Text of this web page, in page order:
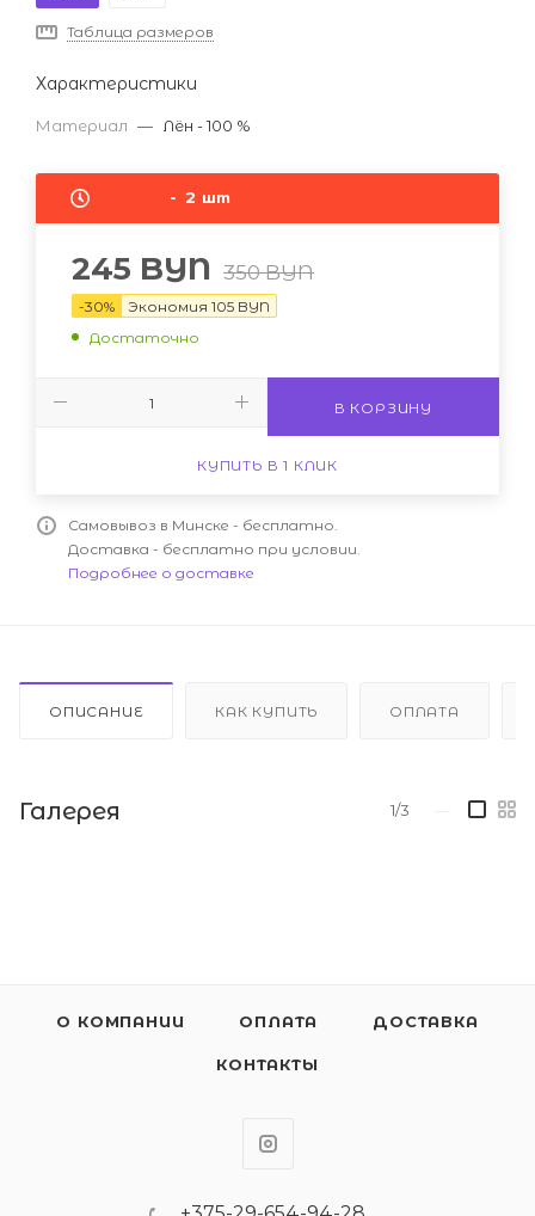
Таблица размеров
Характеристики
Материал — Лён - 100 %
2 шт
245 BYN 350BYN
-30% Экономия 105 BYN
Достаточно
В КОРЗИНУ
КУПИТЬ В 1 КЛИК
Самовывоз в Минске - бесплатно.
Доставка - бесплатно при условии.
Подробнее о доставке
ОПИСАНИЕ КАК КУПИТЬ ОПЛАТА
Галерея 1/3
О КОМПАНИИ ОПЛАТА ДОСТАВКА
КОНТАКТЫ